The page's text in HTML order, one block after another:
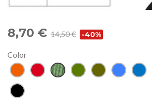
8,70 € 14,50 € -40%
Color
BriqueRougePelouseVert Kaki Bleu
Bleu
Océan
Noir